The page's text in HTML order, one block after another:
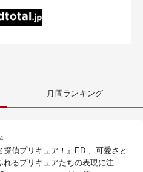
月間ランキング
探偵プリキュア！』ED 、可愛さと
れるプリキュアたちの表現に注